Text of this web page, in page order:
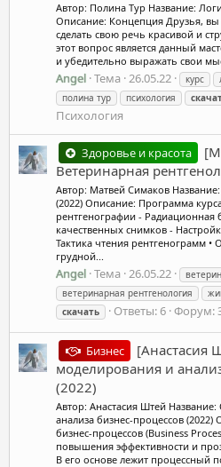
Автор: Полина Тур Название:
Описание: Концепция Друзья, вы
сделать свою речь красивой и
этот вопрос является данный
и убедительно выражать свои
Angel Тема 26.05.22 курс
полина тур
психология
Психология
Здоровье и красота
Ветеринарная
Автор: Матвей Симаков
(2022) Описание: Программа
рентгенографии ⁃ Радиационная
качественных снимков ⁃
Тактика чтения рентгенограмм
грудной...
Angel Тема 26.05.22
ветеринарная рентгенология
скачать
Ответы: 6 Форум:
Бизнес
[Анастасия
моделирования и
(2022)
Автор: Анастасия Штей
анализа бизнес-процессов
бизнес-процессов (Business
повышения эффективности и
В его основе лежит процессный